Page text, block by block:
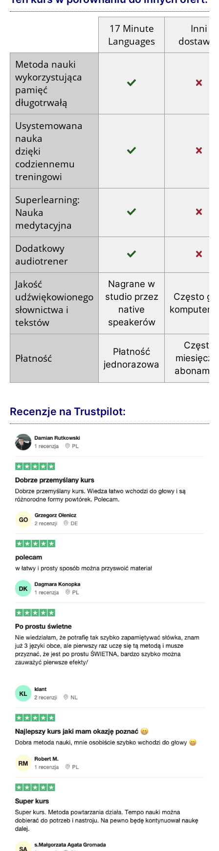
17 Minute
Languages
Inni
dostawcy
Metoda nauki
wykorzystująca
pamięć
długotrwałą
Usystemowana
nauka
dzięki
codziennemu
treningowi
Superlearning:
Nauka
medytacyjna
Dodatkowy
audiotrener
Jakość
udźwiękowionego
słownictwa i
tekstów
Nagrane w
studio przez
native
speakerów
Często
Płatność
Płatność
jednorazowa
Często
Recenzje na Trustpilot: